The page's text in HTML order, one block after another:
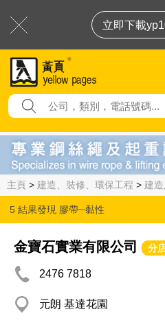
立即下載
主頁 > 建造、裝修、環保工程 > 建
5 結果發現 膠帶─黏性
金寶石實業有限公司 分
2476 7818
元朗 基達花園